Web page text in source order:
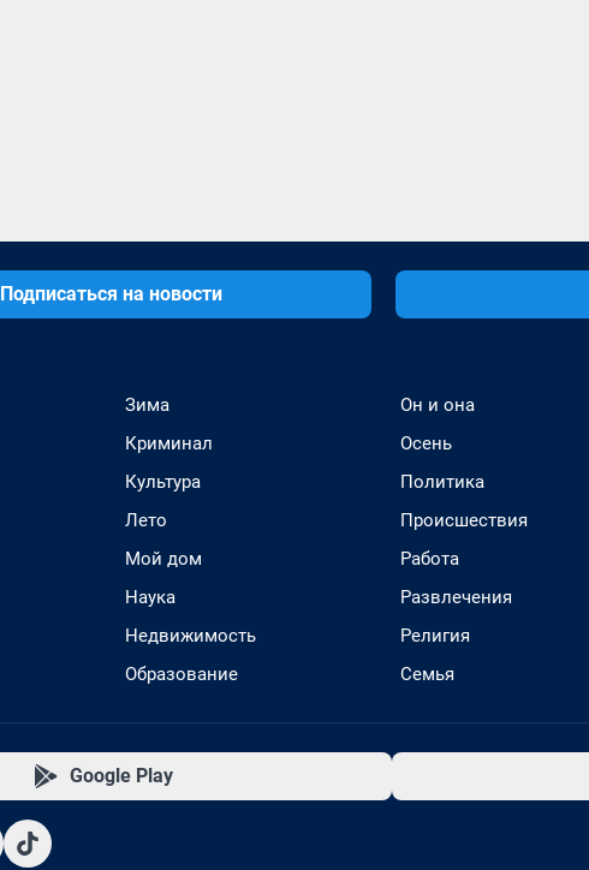
Подписаться на новости
Зима
Криминал
Культура
Лето
Мой дом
Наука
Недвижимость
Образование
Он и она
Осень
Политика
Происшествия
Работа
Развлечения
Религия
Семья
Google Play